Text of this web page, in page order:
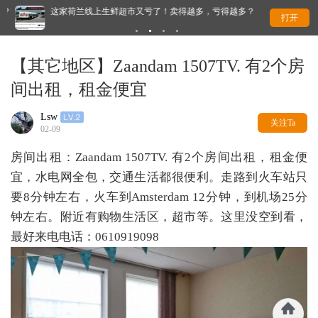
这家荷兰线上生鲜超市又亏了！卖得越多，亏得越多？ 全
打开
【其它地区】Zaandam 1507TV. 有2个房
间出租，租金便宜
Lsw
02-09
关注Ta
房间出租：Zaandam 1507TV. 有2个房间出租，租金便
宜，水电网全包，交通生活都很便利。走路到火车站只
要8分钟左右，火车到Amsterdam 12分钟，到机场25分
钟左右。附近有购物生活区，超市等。这里没空到看，
最好来电电话：0610919098